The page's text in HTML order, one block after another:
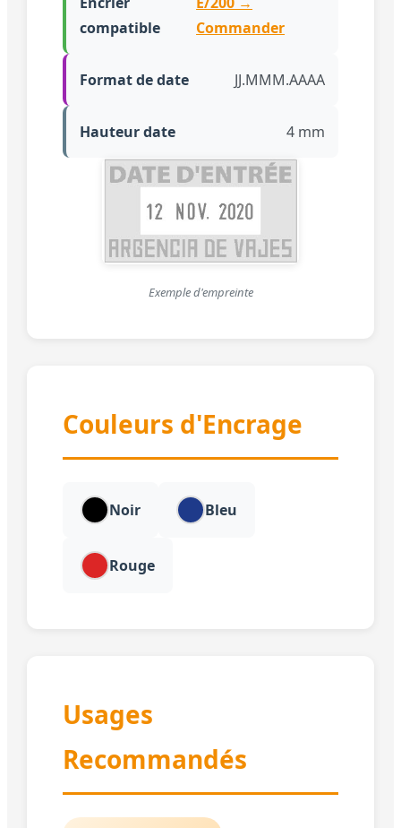
compatible
Commander
Format de date JJ.MMM.AAAA
Hauteur date 4 mm
Exemple d'empreinte
Couleurs d'Encrage
Noir Bleu
Rouge
Usages
Recommandés